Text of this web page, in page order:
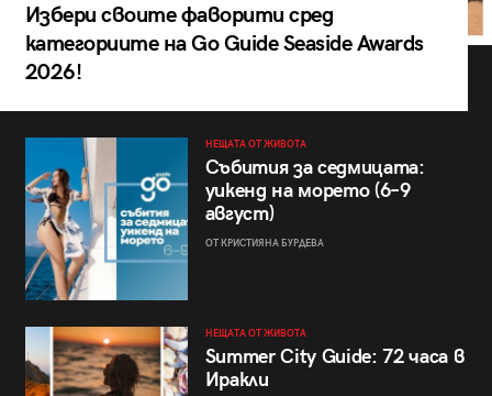
Избери своите фаворити сред
категориите на Go Guide Seaside Awards
2026!
НЕЩАТА ОТ ЖИВОТА
Събития за седмицата:
уикенд на морето (6–9
август)
ОТ КРИСТИЯНА БУРДЕВА
НЕЩАТА ОТ ЖИВОТА
Summer City Guide: 72 часа в
Иракли